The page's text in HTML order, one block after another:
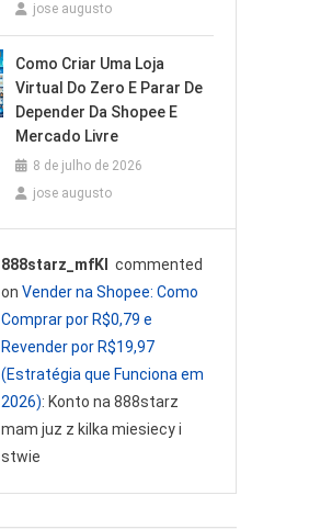
jose augusto
Como Criar Uma Loja
Virtual Do Zero E Parar De
Depender Da Shopee E
Mercado Livre
8 de julho de 2026
jose augusto
888starz_mfKl
commented
on Vender na Shopee: Como
Comprar por R$0,79 e
Revender por R$19,97
(Estratégia que Funciona em
2026): Konto na 888starz
mam juz z kilka miesiecy i
stwie